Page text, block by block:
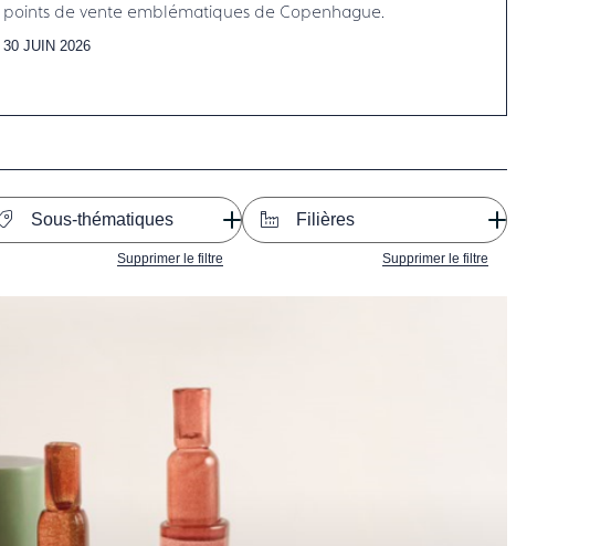
points de vente emblématiques de Copenhague.
30 JUIN 2026
Sous-thématiques
Supprimer le filtre
Filières
Supprimer le filtre